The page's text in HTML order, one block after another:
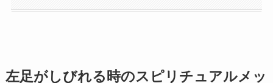
左足がしびれる時のスピリチュアルメッ